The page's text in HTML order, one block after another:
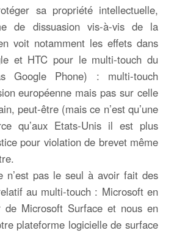
sa propriété intellectuelle,
de dissuasion vis-à-vis de la
voit notamment les effets dans
et HTC pour le multi-touch du
Google Phone) : multi-touch
européenne mais pas sur celle
peut-être (mais ce n’est qu’une
qu’aux Etats-Unis il est plus
pour violation de brevet même
n’est pas le seul à avoir fait des
au multi-touch : Microsoft en
de Microsoft Surface et nous en
plateforme logicielle de surface